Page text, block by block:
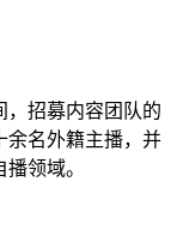
，招募内容团队的
余名外籍主播，并
领域。